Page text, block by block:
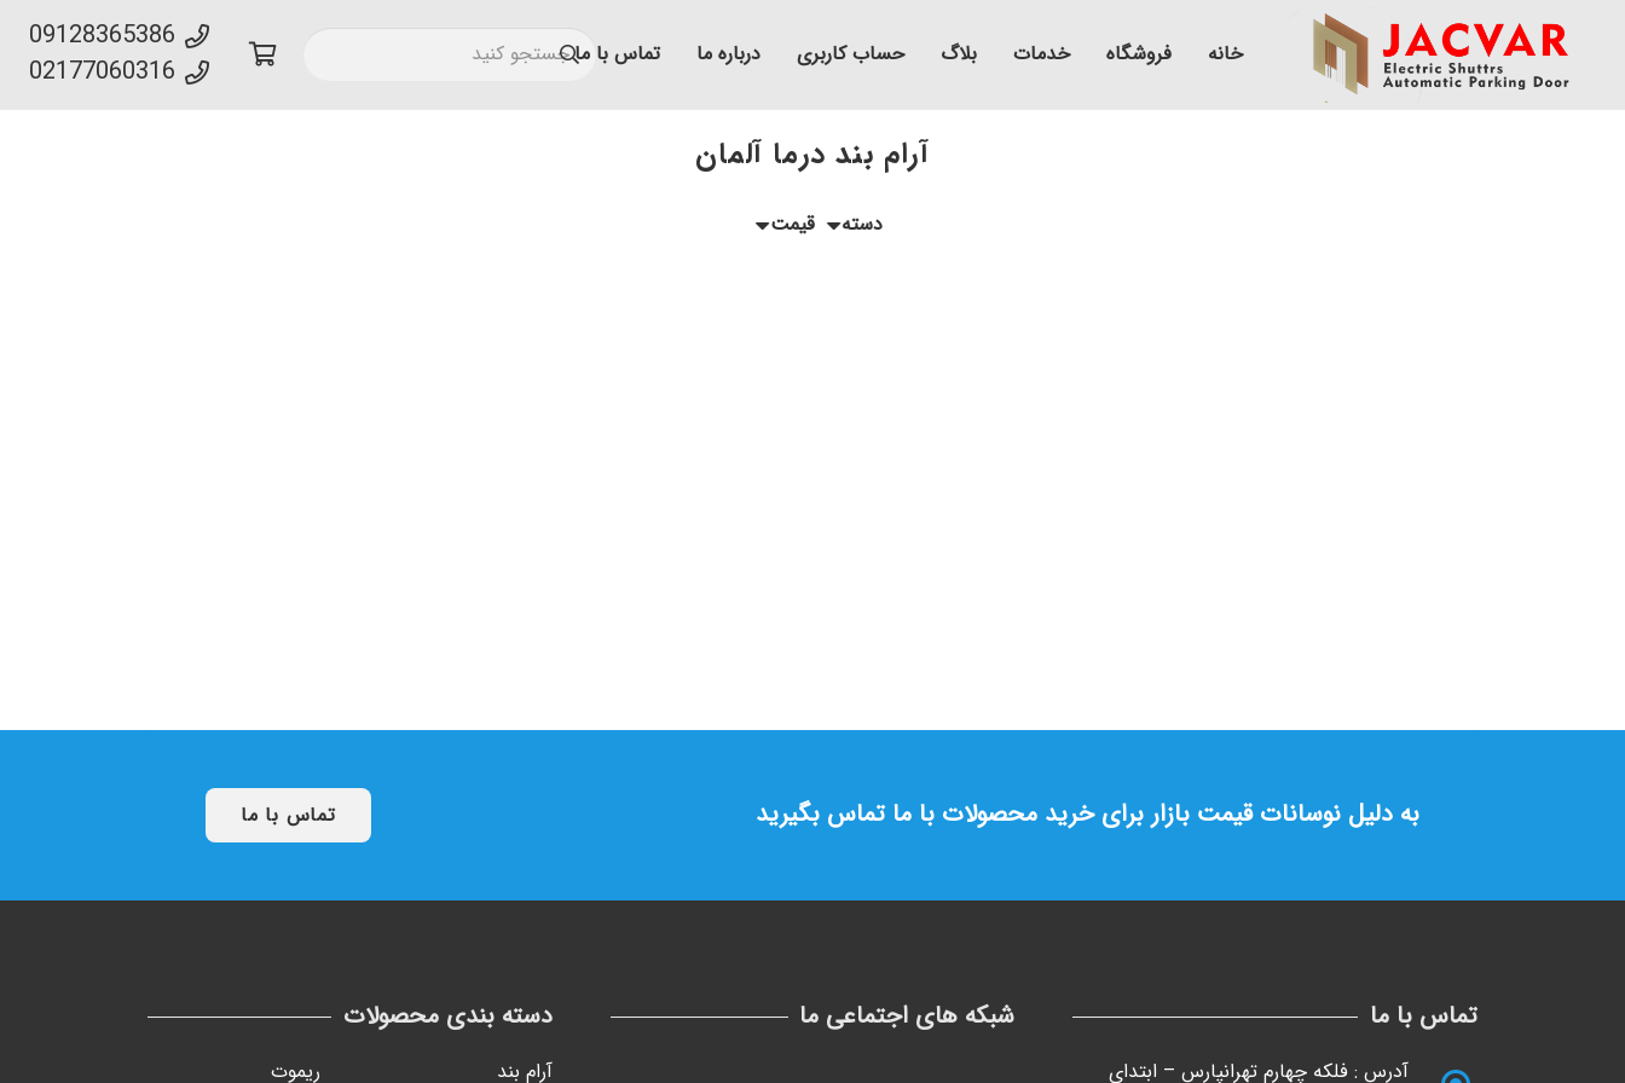
خانه فروشگاه خدمات بلاگ حساب کاربری درباره ما تماس با ما
09128365386
02177060316
آرام بند درما آلمان
دسته قیمت
به دلیل نوسانات قیمت بازار برای خرید محصولات با ما تماس بگیرید تماس با ما
تماس با ما
آدرس : فلکه چهارم تهرانپارس – ابتدای
شبکه های اجتماعی ما دسته بندی محصولات
آرام بند ریموت